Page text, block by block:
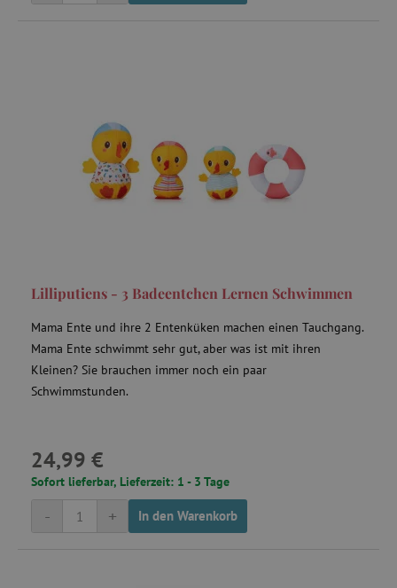
Lilliputiens - 3 Badeentchen Lernen Schwimmen
Mama Ente und ihre 2 Entenküken machen einen Tauchgang.
Mama Ente schwimmt sehr gut, aber was ist mit ihren
Kleinen? Sie brauchen immer noch ein paar
Schwimmstunden.
24,99 €
Sofort lieferbar, Lieferzeit: 1 - 3 Tage
+
- In den Warenkorb